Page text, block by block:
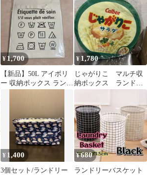
ドリーボックス
¥1,700
【新品】50L アイボリ
ー 収納ボックス ランド
¥ 1,780
じゃがりこ マルチ収
納ボックス ランドリ
¥ 1,400
3個セット/ランドリー
¥680
ランドリーバスケット